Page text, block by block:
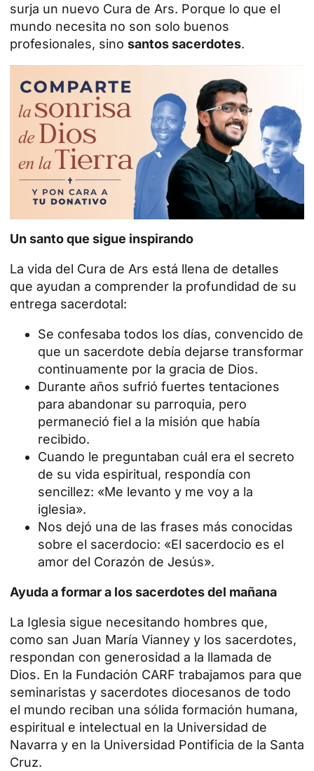
surja un nuevo Cura de Ars. Porque lo que el
mundo necesita no son solo buenos
profesionales, sino santos sacerdotes.
Un santo que sigue inspirando
La vida del Cura de Ars está llena de detalles
que ayudan a comprender la profundidad de su
entrega sacerdotal:
Se confesaba todos los días, convencido de
que un sacerdote debía dejarse transformar
continuamente por la gracia de Dios.
Durante años sufrió fuertes tentaciones
para abandonar su parroquia, pero
permaneció fiel a la misión que había
recibido.
Cuando le preguntaban cuál era el secreto
de su vida espiritual, respondía con
sencillez: «Me levanto y me voy a la
iglesia».
Nos dejó una de las frases más conocidas
sobre el sacerdocio: «El sacerdocio es el
amor del Corazón de Jesús».
Ayuda a formar a los sacerdotes del mañana
La Iglesia sigue necesitando hombres que,
como san Juan María Vianney y los sacerdotes,
respondan con generosidad a la llamada de
Dios. En la Fundación CARF trabajamos para que
seminaristas y sacerdotes diocesanos de todo
el mundo reciban una sólida formación humana,
espiritual e intelectual en la Universidad de
Navarra y en la Universidad Pontificia de la Santa
Cruz.